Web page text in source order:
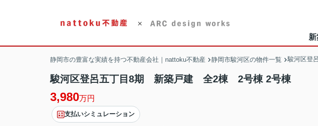
静岡市の豊富な実績を持つ不動産会社｜nattoku不動産 静岡市駿河区の物件一覧 駿河区登
駿河区登呂五丁目8期 新築戸建 全2棟 2号棟 2号棟
3,980万円
支払いシミュレーション